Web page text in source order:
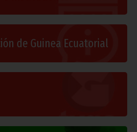
de Guinea Ecuatorial